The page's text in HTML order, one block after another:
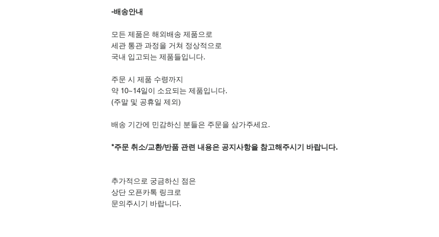
-배송안내
모든 제품은 해외배송 제품으로
세관 통관 과정을 거쳐 정상적으로
국내 입고되는 제품들입니다.
주문 시 제품 수령까지
약 10~14일이 소요되는 제품입니다.
(주말 및 공휴일 제외)
배송 기간에 민감하신 분들은 주문을 삼가주세요.
*주문 취소/교환/반품 관련 내용은 공지사항을 참고해주시기 바랍니다.
추가적으로 궁금하신 점은
상단 오픈카톡 링크로
문의주시기 바랍니다.